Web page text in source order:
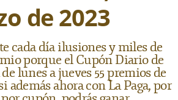
de 2023
cada día ilusiones y miles de
porque el Cupón Diario de
lunes a jueves 55 premios de
además ahora con La Paga, por